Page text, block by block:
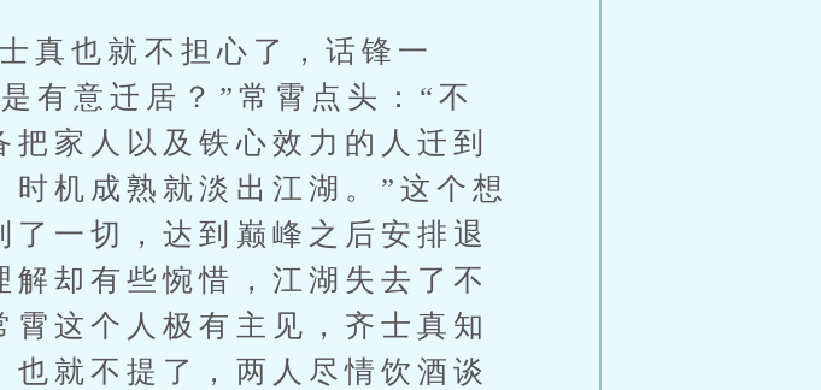
也就不担心了，话锋一
有意迁居？”常霄点头：“不
家人以及铁心效力的人迁到
机成熟就淡出江湖。”这个想
一切，达到巅峰之后安排退
却有些惋惜，江湖失去了不
这个人极有主见，齐士真知
就不提了，两人尽情饮酒谈